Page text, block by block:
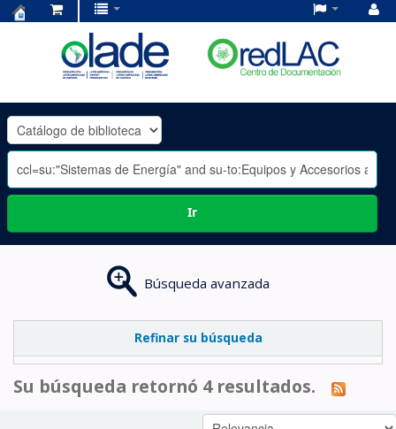
OLADE
-
Ir
Búsqueda avanzada
Refinar su búsqueda
Su búsqueda retornó 4 resultados.